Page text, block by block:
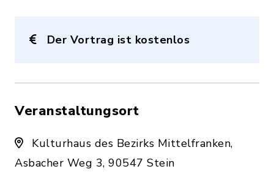
Der Vortrag ist kostenlos
Veranstaltungsort
Kulturhaus des Bezirks Mittelfranken,
Asbacher Weg 3, 90547 Stein